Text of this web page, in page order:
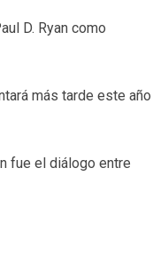
D. Ryan como
más tarde este año
fue el diálogo entre